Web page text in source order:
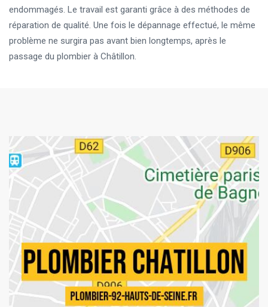
endommagés. Le travail est garanti grâce à des méthodes de
réparation de qualité. Une fois le dépannage effectué, le même
problème ne surgira pas avant bien longtemps, après le
passage du plombier à Châtillon.